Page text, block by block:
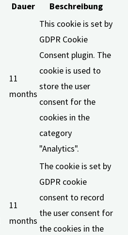
Dauer Beschreibung
11
months
This cookie is set by
GDPR Cookie
Consent plugin. The
cookie is used to
store the user
consent for the
cookies in the
category
"Analytics".
11
months
The cookie is set by
GDPR cookie
consent to record
the user consent for
the cookies in the